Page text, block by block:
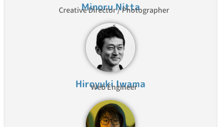
Minoru Nitta
Creative Director / Photographer
Hiroyuki Iwama
Web Engineer